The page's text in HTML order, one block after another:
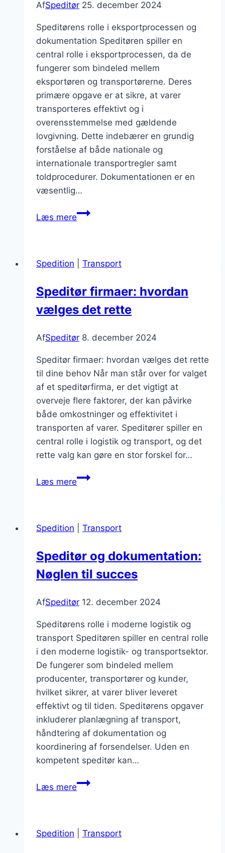
AfSpeditør 25. december 2024
Speditørens rolle i eksportprocessen og
dokumentation Speditøren spiller en
central rolle i eksportprocessen, da de
fungerer som bindeled mellem
eksportøren og transportørerne. Deres
primære opgave er at sikre, at varer
transporteres effektivt og i
overensstemmelse med gældende
lovgivning. Dette indebærer en grundig
forståelse af både nationale og
internationale transportregler samt
toldprocedurer. Dokumentationen er en
væsentlig…
Læs mereSpeditør
eksportprocessen
Spedition Transport
Speditør firmaer: hvordan
vælges det rette
AfSpeditør 8. december 2024
Speditør firmaer: hvordan vælges det rette
til dine behov Når man står over for valget
af et speditørfirma, er det vigtigt at
overveje flere faktorer, der kan påvirke
både omkostninger og effektivitet i
transporten af varer. Speditører spiller en
central rolle i logistik og transport, og det
rette valg kan gøre en stor forskel for…
Læs mereSpeditør
det
Spedition Transport
Speditør og dokumentation:
Nøglen til succes
AfSpeditør 12. december 2024
Speditørens rolle i moderne logistik og
transport Speditøren spiller en central rolle
i den moderne logistik- og transportsektor.
De fungerer som bindeled mellem
producenter, transportører og kunder,
hvilket sikrer, at varer bliver leveret
effektivt og til tiden. Speditørens opgaver
inkluderer planlægning af transport,
håndtering af dokumentation og
koordinering af forsendelser. Uden en
kompetent speditør kan…
Læs mereSpeditør
til
Spedition Transport